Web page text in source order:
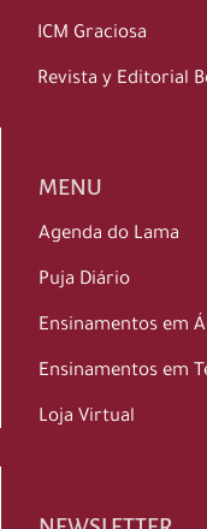
ICM Graciosa
Revista y Editorial
MENU
Agenda do Lama
Puja Diário
Ensinamentos em
Ensinamentos em
Loja Virtual